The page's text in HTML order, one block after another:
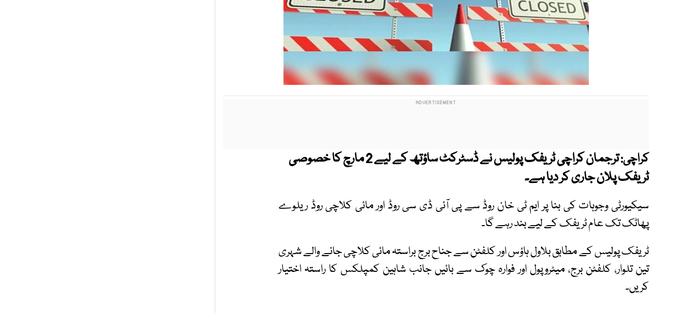
کراچی:
ترجمان کراچی ٹریفک پولیس نے ڈسٹرکٹ ساؤتھ کے لیے 2 مارچ کا خصوصی
ٹریفک پلان جاری کر دیا ہے۔
سیکیورٹی وجوہات کی بنا پر ایم ٹی خان روڈ سے پی آئی ڈی سی روڈ اور مائی کلاچی روڈ ریلوے
پھاٹک تک عام ٹریفک کے لیے بند رہے گا۔
ٹریفک پولیس کے مطابق بلاول ہاؤس اور کلفٹن سے جناح برج براستہ مائی کلاچی جانے والے شہری
تین تلوار، کلفٹن برج، میٹروپول اور فوارہ چوک سے بائیں جانب شاہین کمپلکس کا راستہ اختیار
کریں۔